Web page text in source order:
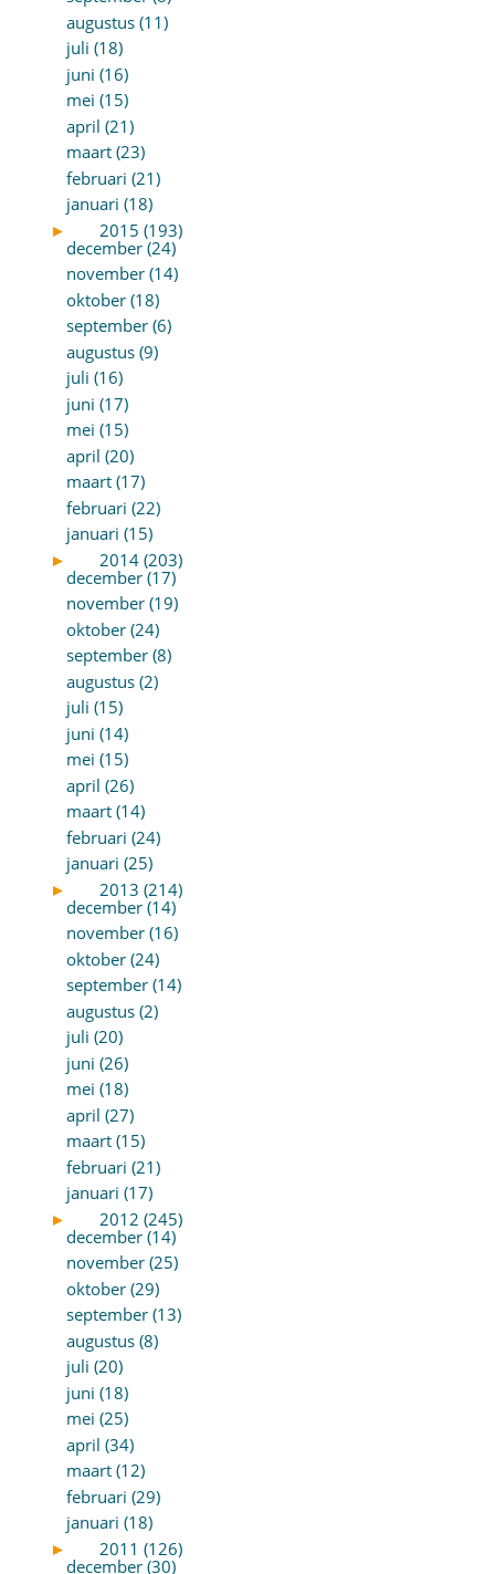
augustus (11)
juli (18)
juni (16)
mei (15)
april (21)
maart (23)
februari (21)
januari (18)
►
2015 (193)
december (24)
november (14)
oktober (18)
september (6)
augustus (9)
juli (16)
juni (17)
mei (15)
april (20)
maart (17)
februari (22)
januari (15)
►
2014 (203)
december (17)
november (19)
oktober (24)
september (8)
augustus (2)
juli (15)
juni (14)
mei (15)
april (26)
maart (14)
februari (24)
januari (25)
►
2013 (214)
december (14)
november (16)
oktober (24)
september (14)
augustus (2)
juli (20)
juni (26)
mei (18)
april (27)
maart (15)
februari (21)
januari (17)
►
2012 (245)
december (14)
november (25)
oktober (29)
september (13)
augustus (8)
juli (20)
juni (18)
mei (25)
april (34)
maart (12)
februari (29)
januari (18)
►
2011 (126)
december (30)